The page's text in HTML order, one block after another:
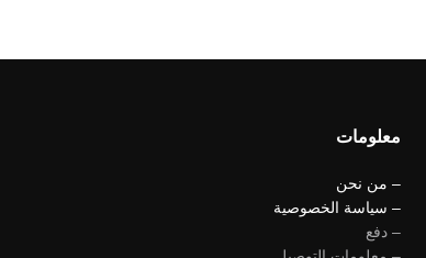
معلومات
– من نحن
– سياسة الخصوصية
– دفع